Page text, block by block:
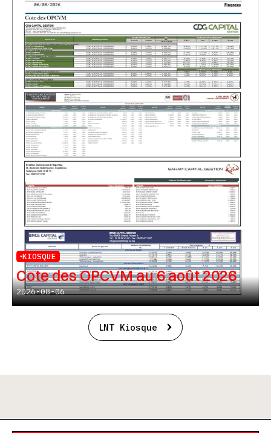
KIOSQUE
Cote des OPCVM au 6 août 2026
2026-08-06
LNT Kiosque